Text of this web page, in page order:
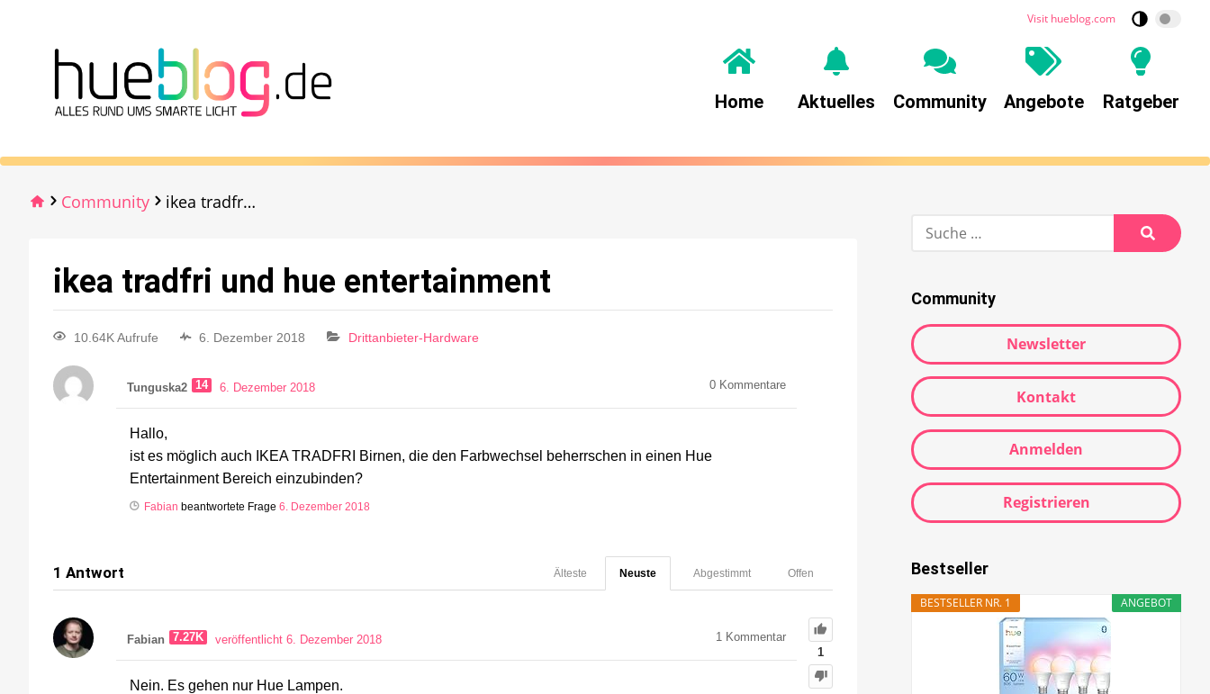
Visit hueblog.com
Home Aktuelles Community Angebote Ratgeber
Community ikea tradfri und hue entertainment
ikea tradfri und hue entertainment
10.64K Aufrufe 6. Dezember 2018 Drittanbieter-Hardware
Tunguska2 14 6. Dezember 2018 0 Kommentare
Hallo,
ist es möglich auch IKEA TRADFRI Birnen, die den Farbwechsel beherrschen in einen Hue
Entertainment Bereich einzubinden?
Fabian beantwortete Frage 6. Dezember 2018
1 Antwort Offen
Abgestimmt
Neuste
Älteste
1
Fabian 7.27K veröffentlicht 6. Dezember 2018 1 Kommentar
Nein. Es gehen nur Hue Lampen.
Community
Newsletter
Kontakt
Anmelden
Registrieren
Bestseller
ANGEBOT
BESTSELLER NR. 1